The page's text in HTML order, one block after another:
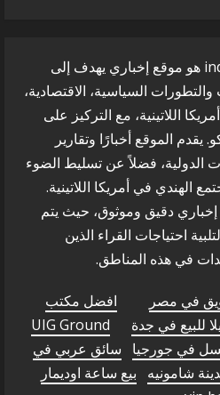
موقع indiasmayaguez.com هو موقع إخباري يهدف إلى
السياسية، الاقتصادية،
اللاتينية، مع التركيز على
يقدم الموقع أخبارًا وتقارير
الدولية، فضلاً عن تسليط الضوء
الهندي في أمريكا اللاتينية.
دقيق وموثوق، حيث يتم
احتياجات القراء الذين
في هذه المناطق.
في مصر
افضل مكتب
للبيع في جدة
UIG Ground
في جورجيا
سائق عربي في
شامونيه
بيع ساعة اوديمار